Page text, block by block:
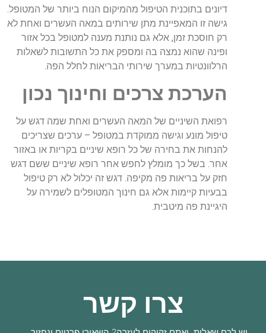
דיונים בתוכנית הטיפול מהמיקום הנוח ביותר של המטופל.
גישה זו המאפיינת מתן שירותים במאה העשרים ואחת לא
רק חוסכת זמן, אלא גם נותנת מענה למטופל בכל אזור
ופינה שהוא נמצה בה ומספק את כל התשובות לשאלות
הרלוונטיות במערך שירותי הבריאות לחלל הפה.
הערכת צרכים וחינוך נכון
רפואת השיניים של המאה העשרים ואחת שמה דגש על
טיפול מונע וגישה ממוקדת במטופל – ערכים שצריכים
להנחות את בחירה של כל רופא שיניים בקריות או באזור
אחר. בשל כך מומלץ לחפש אחר רופא שיניים ששם דגש
חזק על בריאות פה מקיפה. דגש זה יכלול לא רק טיפול
בבעיות קיימות אלא גם חינוך המטופלים לשמירה על
היגיינת פה מיטבית.
צרו קשר